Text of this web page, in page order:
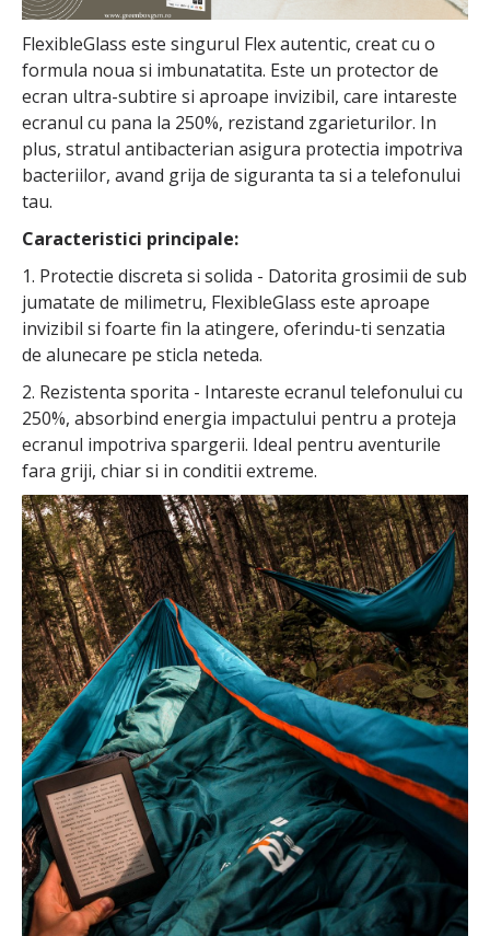
FlexibleGlass este singurul Flex autentic, creat cu o
formula noua si imbunatatita. Este un protector de
ecran ultra-subtire si aproape invizibil, care intareste
ecranul cu pana la 250%, rezistand zgarieturilor. In
plus, stratul antibacterian asigura protectia impotriva
bacteriilor, avand grija de siguranta ta si a telefonului
tau.
Caracteristici principale:
1. Protectie discreta si solida - Datorita grosimii de sub
jumatate de milimetru, FlexibleGlass este aproape
invizibil si foarte fin la atingere, oferindu-ti senzatia
de alunecare pe sticla neteda.
2. Rezistenta sporita - Intareste ecranul telefonului cu
250%, absorbind energia impactului pentru a proteja
ecranul impotriva spargerii. Ideal pentru aventurile
fara griji, chiar si in conditii extreme.